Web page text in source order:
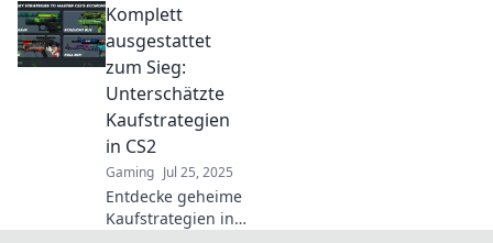
und erfahre, wie
du dein Geld
sinnvoll ausgeben
kannst! Jetzt
klicken und
sparen!
Komplett
ausgestattet
zum Sieg:
Unterschätzte
Kaufstrategien
in CS2
Gaming Jul 25, 2025
Entdecke geheime
Kaufstrategien in